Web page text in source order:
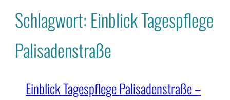
Schlagwort:Einblick Tagespflege
Palisadenstraße
Einblick Tagespflege Palisadenstraße –